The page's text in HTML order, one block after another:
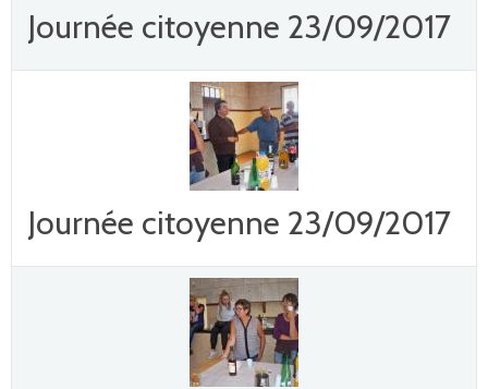
Journée citoyenne 23/09/2017
Journée citoyenne 23/09/2017